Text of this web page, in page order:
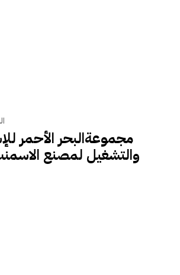
مجموعةالبحر الأحمر
والتشغيل لمصنع